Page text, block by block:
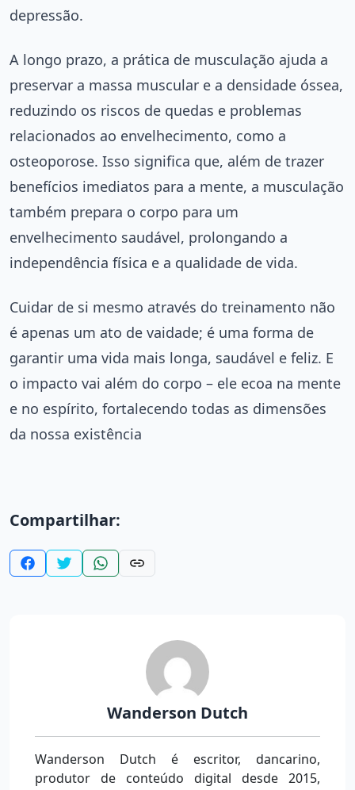
depressão.
A longo prazo, a prática de musculação ajuda a
preservar a massa muscular e a densidade óssea,
reduzindo os riscos de quedas e problemas
relacionados ao envelhecimento, como a
osteoporose. Isso significa que, além de trazer
benefícios imediatos para a mente, a musculação
também prepara o corpo para um
envelhecimento saudável, prolongando a
independência física e a qualidade de vida.
Cuidar de si mesmo através do treinamento não
é apenas um ato de vaidade; é uma forma de
garantir uma vida mais longa, saudável e feliz. E
o impacto vai além do corpo – ele ecoa na mente
e no espírito, fortalecendo todas as dimensões
da nossa existência
Compartilhar:
Wanderson Dutch
Wanderson Dutch é escritor, dancarino,
produtor de conteúdo digital desde 2015,